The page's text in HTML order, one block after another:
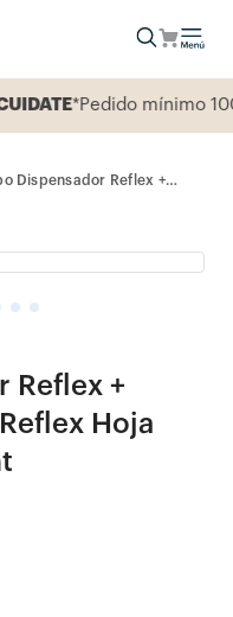
*Pedido mínimo
Dispensador Reflex +
Reflex +
Hoja